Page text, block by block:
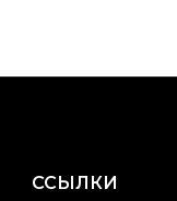
ССЫЛКИ